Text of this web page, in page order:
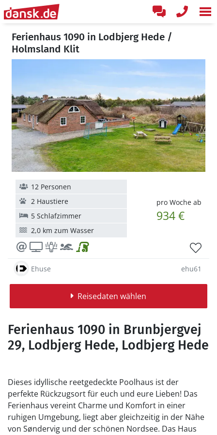
Ferienhaus 1090 in Lodbjerg Hede /
Holmsland Klit
pro Woche ab
934 €
12 Personen
2 Haustiere
5 Schlafzimmer
2,0 km zum Wasser
Ehuse ehu61
Reisedaten wählen
Ferienhaus 1090 in Brunbjergvej
29, Lodbjerg Hede, Lodbjerg Hede
Dieses idyllische reetgedeckte Poolhaus ist der
perfekte Rückzugsort für euch und eure Lieben! Das
Ferienhaus vereint Charme und Komfort in einer
ruhigen Umgebung, liegt aber gleichzeitig in der Nähe
von Søndervig und der schönen Nordsee. Das Haus